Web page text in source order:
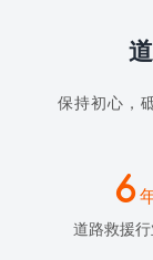
保持初心，
6
道路救援